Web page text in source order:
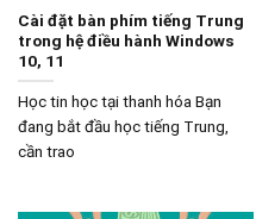
Cài đặt bàn phím tiếng Trung
trong hệ điều hành Windows
10, 11
Học tin học tại thanh hóa Bạn
đang bắt đầu học tiếng Trung,
cần trao